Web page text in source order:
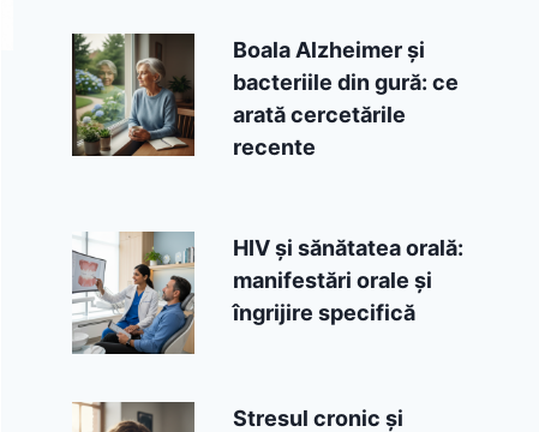
Boala Alzheimer și
bacteriile din gură: ce
arată cercetările
recente
HIV și sănătatea orală:
manifestări orale și
îngrijire specifică
Stresul cronic și